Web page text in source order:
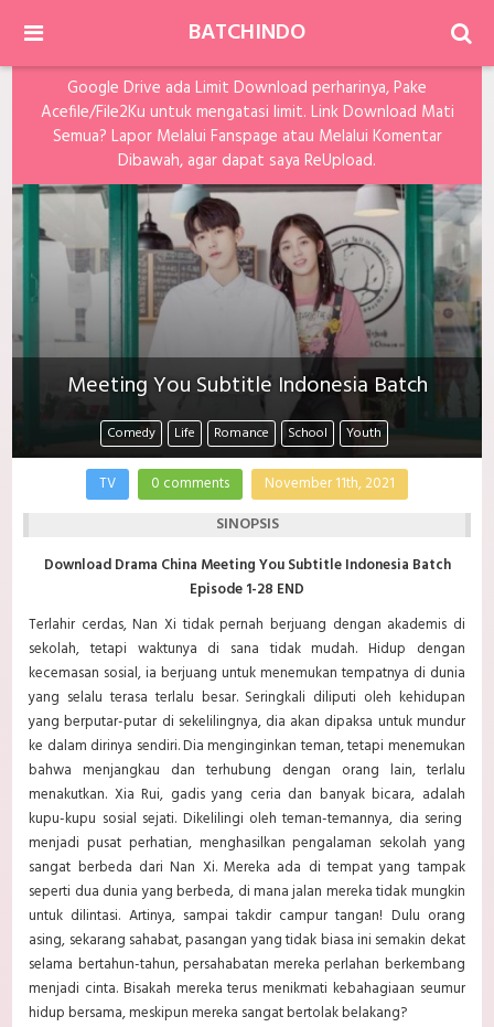
BATCHINDO
Google Drive ada Limit Download perharinya, Pake
Acefile/File2Ku untuk mengatasi limit. Link Download Mati
Semua? Lapor Melalui Fanspage atau Melalui Komentar
Dibawah, agar dapat saya ReUpload.
Meeting You Subtitle Indonesia Batch
Comedy Life Romance School Youth
TV 0 comments November 11th, 2021
SINOPSIS
Download Drama China Meeting You Subtitle Indonesia Batch
Episode 1-28 END
Terlahir cerdas, Nan Xi tidak pernah berjuang dengan akademis di
sekolah, tetapi waktunya di sana tidak mudah. Hidup dengan
kecemasan sosial, ia berjuang untuk menemukan tempatnya di dunia
yang selalu terasa terlalu besar. Seringkali diliputi oleh kehidupan
yang berputar-putar di sekelilingnya, dia akan dipaksa untuk mundur
ke dalam dirinya sendiri. Dia menginginkan teman, tetapi menemukan
bahwa menjangkau dan terhubung dengan orang lain, terlalu
menakutkan. Xia Rui, gadis yang ceria dan banyak bicara, adalah
kupu-kupu sosial sejati. Dikelilingi oleh teman-temannya, dia sering
menjadi pusat perhatian, menghasilkan pengalaman sekolah yang
sangat berbeda dari Nan Xi. Mereka ada di tempat yang tampak
seperti dua dunia yang berbeda, di mana jalan mereka tidak mungkin
untuk dilintasi. Artinya, sampai takdir campur tangan! Dulu orang
asing, sekarang sahabat, pasangan yang tidak biasa ini semakin dekat
selama bertahun-tahun, persahabatan mereka perlahan berkembang
menjadi cinta. Bisakah mereka terus menikmati kebahagiaan seumur
hidup bersama, meskipun mereka sangat bertolak belakang?